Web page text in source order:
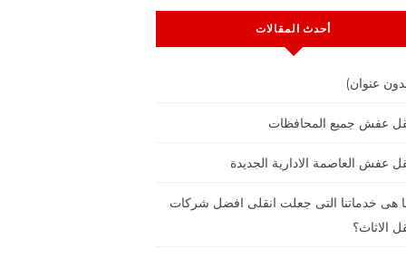
أحدث المقالات
عنوان)
عفش جميع المحافظات
عفش العاصمة الادارية الجديدة
هى خدماتنا التى جعلت انقلى افضل شركات
الاثاث؟